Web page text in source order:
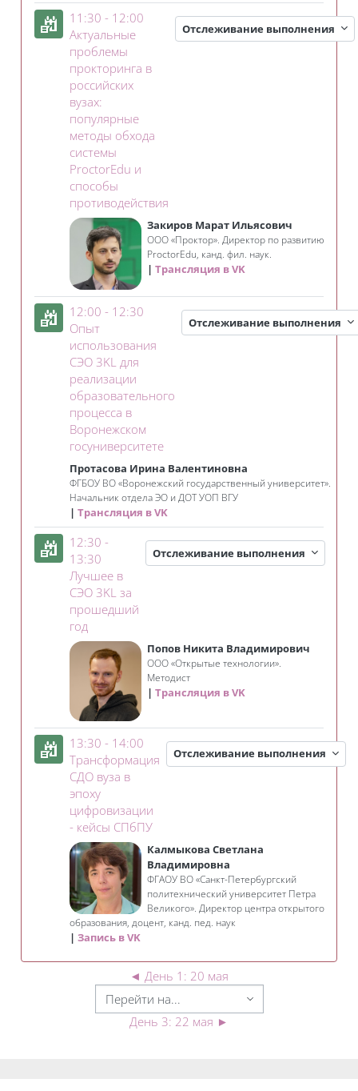
11:30 - 12:00
Актуальные
проблемы
прокторинга в
российских
вузах:
популярные
методы обхода
системы
ProctorEdu и
способы
противодействия
Отслеживание выполнения
Закиров Марат Ильясович
ООО «Проктор». Директор по развитию
ProctorEdu, канд. фил. наук.
Трансляция в VK
12:00 - 12:30
Опыт
использования
СЭО 3KL для
реализации
образовательного
процесса в
Воронежском
госуниверситетеЗанятие 3KL
Отслеживание выполнения
Протасова Ирина Валентиновна
ФГБОУ ВО «Воронежский государственный университет».
Начальник отдела ЭО и ДОТ УОП ВГУ
Трансляция в VK
12:30 -
13:30
Лучшее в
СЭО 3KL за
прошедший
год
Отслеживание выполнения
Попов Никита Владимирович
ООО «Открытые технологии».
Методист
Трансляция в VK
13:30 - 14:00
Трансформация
СДО вуза в
эпоху
цифровизации
- кейсы СПбПУЗанятие 3KL
Отслеживание выполнения
Калмыкова Светлана
Владимировна
ФГАОУ ВО «Санкт-Петербургский
политехнический университет Петра
Великого». Директор центра открытого
образования, доцент, канд. пед. наук
Запись в VK
◄ День 1: 20 мая
День 3: 22 мая ►